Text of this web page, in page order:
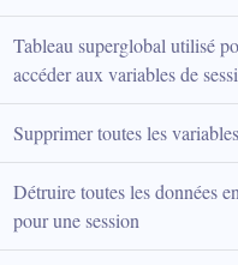
Tableau superglobal utilisé
accéder aux variables de
Supprimer toutes les
Détruire toutes les données
pour une session